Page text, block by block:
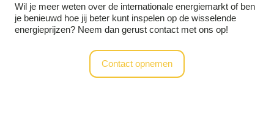
Wil je meer weten over de internationale energiemarkt of ben
je benieuwd hoe jij beter kunt inspelen op de wisselende
energieprijzen? Neem dan gerust contact met ons op!
Contact opnemen